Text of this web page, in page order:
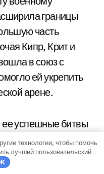
границы
часть
Кипр, Крит и
в союз с
ей укрепить
арене.
успешные битвы
влиятельных и
Она
и укрепила свое
технологии, чтобы помочь
лучший пользовательский